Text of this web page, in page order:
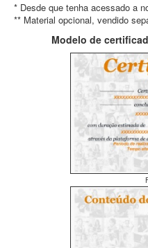
* Desde que tenha acessado a
** Material opcional, vendido
Modelo de